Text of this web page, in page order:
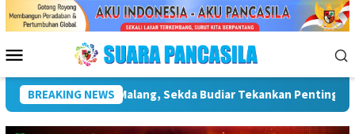
Menu
Mobile
BREAKING NEWS
Kebudayaan Wakil Wali Kota Lepas Lomba Gerak